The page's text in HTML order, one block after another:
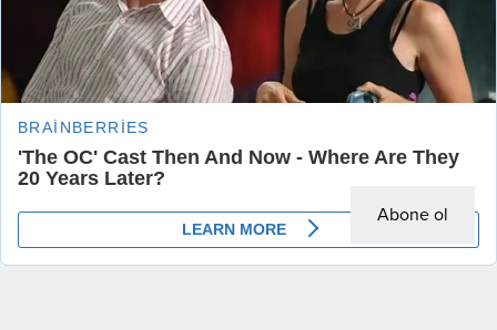
alındı. Yılmaz’ın polis nezaretinde...
seslendi
Anasayfa Gündem,Manşet
Cumhurbaşkanı Erdoğan, Kabine Toplantısı‘nın ardından millete seslendi
Abone ol